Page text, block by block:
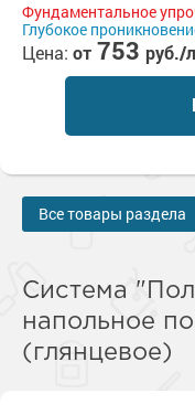
Фундаментальное
Глубокое
Цена: от 753 руб./
Все товары раздела
Система
напольное
(глянцевое)